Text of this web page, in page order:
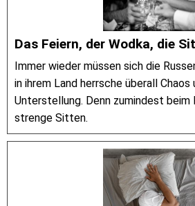
Das Feiern, der Wodka, die
Immer wieder müssen sich die
in ihrem Land herrsche überall Chaos
Unterstellung. Denn zumindest beim
strenge Sitten.